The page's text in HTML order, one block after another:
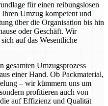
für einen reibungslosen
Umzug kompetent und
über die Organisation bis hin
oder Geschäft. Wir
auf das Wesentliche
gesamten Umzugsprozess
einer Hand. Ob Packmaterial,
– wir kümmern uns um
profitieren auch von
auf Effizienz und Qualität